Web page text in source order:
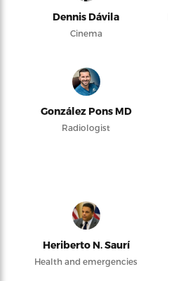
Dennis Dávila
Cinema
González Pons MD
Radiologist
Heriberto N. Saurí
Health and emergencies